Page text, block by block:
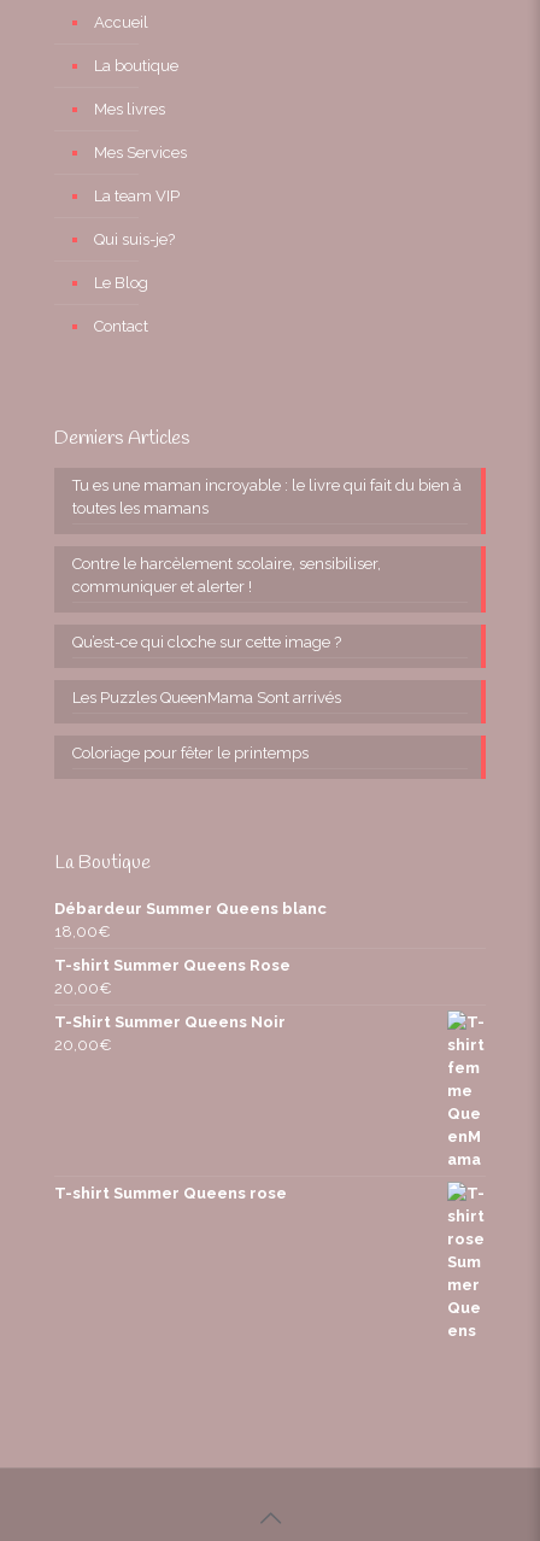
Accueil
La boutique
Mes livres
Mes Services
La team VIP
Qui suis-je?
Le Blog
Contact
Derniers Articles
Tu es une maman incroyable : le livre qui fait du bien à
toutes les mamans
Contre le harcèlement scolaire, sensibiliser,
communiquer et alerter !
Qu’est-ce qui cloche sur cette image ?
Les Puzzles QueenMama Sont arrivés
Coloriage pour fêter le printemps
La Boutique
Débardeur Summer Queens blanc
18,00€
T-shirt Summer Queens Rose
20,00€
T-Shirt Summer Queens Noir
20,00€
T-shirt Summer Queens rose